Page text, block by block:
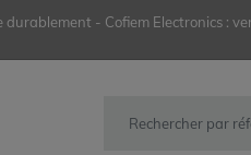
durablement - Cofiem Electronics :